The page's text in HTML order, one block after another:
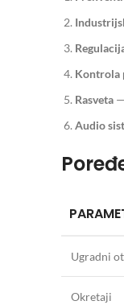
Kontrola
Rasveta
Audio
Ugradni
Okretaji